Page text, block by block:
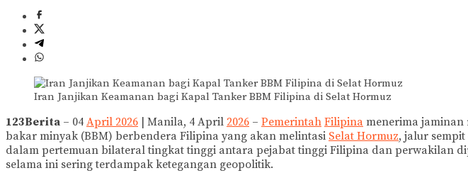
Iran Janjikan Keamanan bagi Kapal Tanker BBM Filipina di Selat Hormuz
123Berita – 04 April 2026 | Manila, 4 April 2026 – Pemerintah Filipina menerima
bakar minyak (BBM) berbendera Filipina yang akan melintasi Selat Hormuz, jalur
dalam pertemuan bilateral tingkat tinggi antara pejabat tinggi Filipina dan perwakilan
selama ini sering terdampak ketegangan geopolitik.